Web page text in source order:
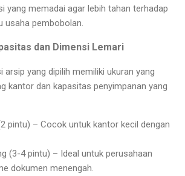
yang memadai agar lebih tahan terhadap
usaha pembobolan.
dan Dimensi Lemari
arsip yang dipilih memiliki ukuran yang
kantor dan kapasitas penyimpanan yang
pintu) – Cocok untuk kantor kecil dengan
(3-4 pintu) – Ideal untuk perusahaan
dokumen menengah.